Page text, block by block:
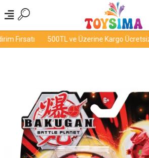
Fırsatı 500TL ve Üzerine Kargo Ücretsiz!